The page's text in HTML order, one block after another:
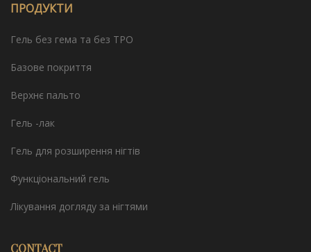
ПРОДУКТИ
Гель без гема та без TPO
Базове покриття
Верхнє пальто
Гель -лак
Гель для розширення нігтів
Функціональний гель
Лікування догляду за нігтями
CONTACT